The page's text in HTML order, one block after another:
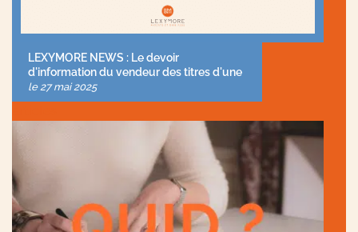
LEXYMORE NEWS : Le devoir
d'information du vendeur des titres d'une
société et le devoir de l'acheteur de se
renseigner.
le 27 mai 2025